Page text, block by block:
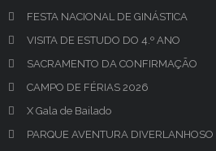
FESTA NACIONAL DE GINÁSTICA
VISITA DE ESTUDO DO 4.º ANO
SACRAMENTO DA CONFIRMAÇÃO
CAMPO DE FÉRIAS 2026
X Gala de Bailado
PARQUE AVENTURA DIVERLANHOSO